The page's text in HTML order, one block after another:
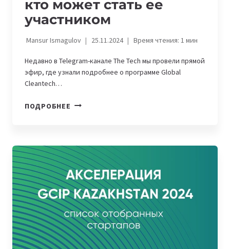
кто может стать ее
участником
Mansur Ismagulov 25.11.2024 Время чтения: 1мин
Недавно в Telegram-канале The Tech мы провели прямой
эфир, где узнали подробнее о программе Global
Cleantech…
ПОДРОБНЕЕ GCIP
ПРОГРАММА
И
КТО
МОЖЕТ
СТАТЬ
ЕЕ
УЧАСТНИКОМ